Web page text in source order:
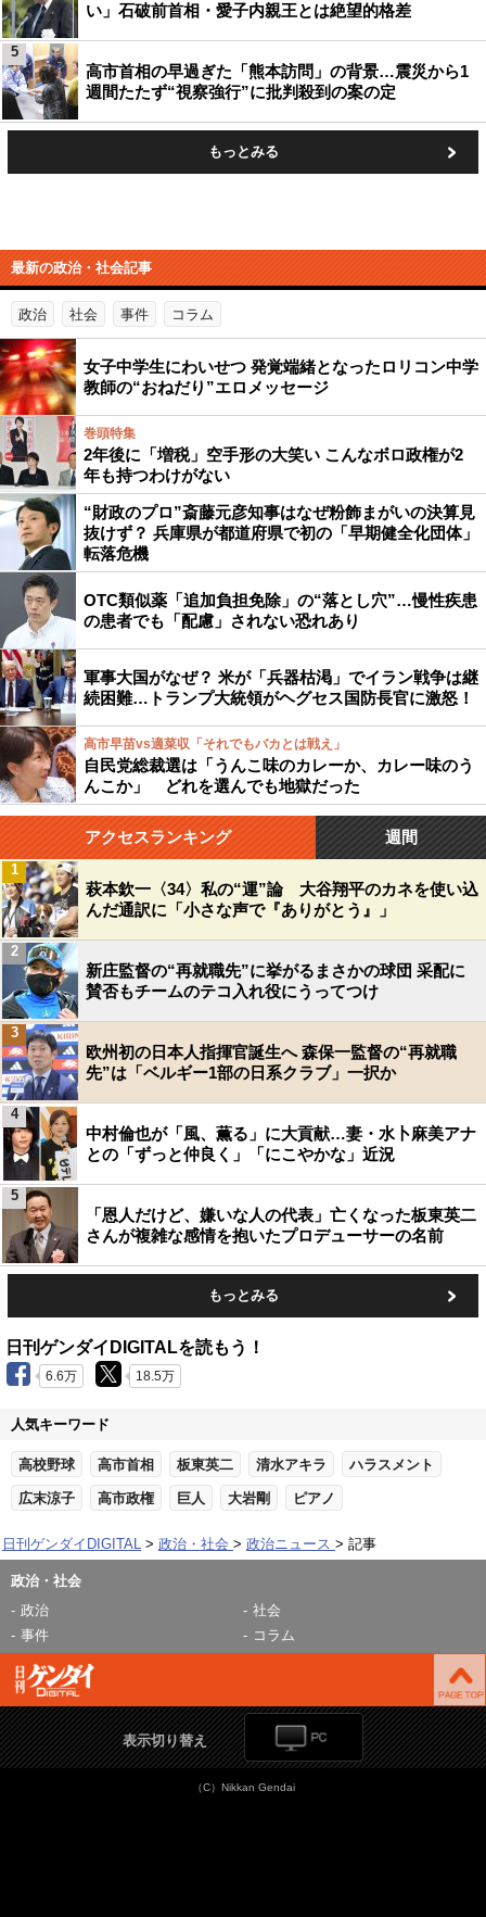
い」石破前首相・愛子内親王とは絶望的格差
高市首相の早過ぎた「熊本訪問」の背景…震災から1
週間たたず“視察強行”に批判殺到の案の定
5
もっとみる
最新の政治・社会記事
政治 社会 事件 コラム
女子中学生にわいせつ 発覚端緒となったロリコン中学
教師の“おねだり”エロメッセージ
巻頭特集
2年後に「増税」空手形の大笑い こんなボロ政権が2
年も持つわけがない
“財政のプロ”斎藤元彦知事はなぜ粉飾まがいの決算見
抜けず？ 兵庫県が都道府県で初の「早期健全化団体」
転落危機
OTC類似薬「追加負担免除」の“落とし穴”…慢性疾患
の患者でも「配慮」されない恐れあり
軍事大国がなぜ？ 米が「兵器枯渇」でイラン戦争は継
続困難…トランプ大統領がヘグセス国防長官に激怒！
高市早苗vs適菜収「それでもバカとは戦え」
自民党総裁選は「うんこ味のカレーか、カレー味のう
んこか」 どれを選んでも地獄だった
アクセスランキング 週間
萩本欽一〈34〉私の“運”論 大谷翔平のカネを使い込
んだ通訳に「小さな声で『ありがとう』」
1
新庄監督の“再就職先”に挙がるまさかの球団 采配に
賛否もチームのテコ入れ役にうってつけ
2
欧州初の日本人指揮官誕生へ 森保一監督の“再就職
先”は「ベルギー1部の日系クラブ」一択か
3
中村倫也が「風、薫る」に大貢献…妻・水卜麻美アナ
との「ずっと仲良く」「にこやかな」近況
4
「恩人だけど、嫌いな人の代表」亡くなった板東英二
さんが複雑な感情を抱いたプロデューサーの名前
5
もっとみる
日刊ゲンダイDIGITALを読もう！
6.6万 18.5万
人気キーワード
高校野球 高市首相 板東英二 清水アキラ ハラスメント
広末涼子 高市政権 巨人 大岩剛 ピアノ
日刊ゲンダイDIGITAL 政治・社会 政治ニュース 記事
政治・社会
政治
社会
事件
コラム
表示切り替え
（C）Nikkan Gendai